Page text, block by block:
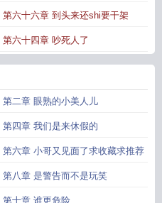
藏
第六十六章 到头来还shi要干架
第六十四章 吵死人了
第二章 眼熟的小美人儿
第四章 我们是来休假的
第六章 小哥又见面了求收藏求推荐
第八章 是警告而不是玩笑
第十章 谁更危险